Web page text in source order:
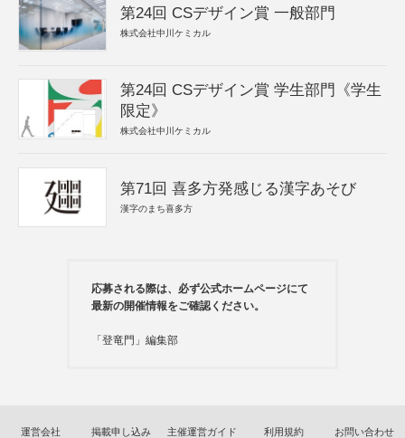
第24回 CSデザイン賞 一般部門
株式会社中川ケミカル
第24回 CSデザイン賞 学生部門《学生
限定》
株式会社中川ケミカル
第71回 喜多方発感じる漢字あそび
漢字のまち喜多方
応募される際は、必ず公式ホームページにて
最新の開催情報をご確認ください。
「登竜門」編集部
運営会社 掲載申し込み 主催運営ガイド 利用規約 お問い合わせ